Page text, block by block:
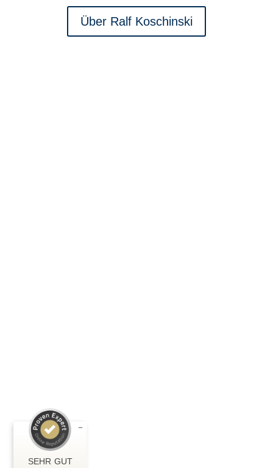
Über Ralf Koschinski
SEHR GUT
Kundenbewertungen und Erfahrungen zu
Ralf Koschinski